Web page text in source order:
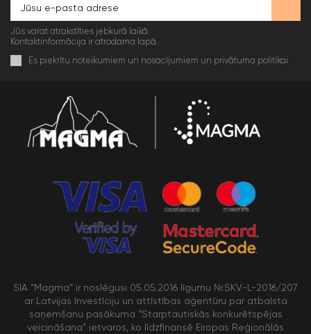
Jūs varat atrakstīties jebkurā laikā.
Kontaktinformācija ir atrodama lapā.
Es piekrītu noteikumiem un nosacījumiem un privātuma politikai
SIA “Magma” ir noslēgusi 05.05.2016 līgumu Nr.SKV-L-2016/207
ar Latvijas Investīciju un attīstības aģentūru par atbalsta
saņemšanu pasākuma “Starptautiskās konkurētspējas
veicināšana” ietvaros, ko līdzfinansē Eiropas Reģionālās